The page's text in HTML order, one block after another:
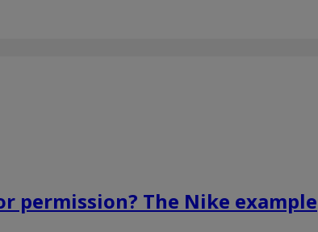
permission? The Nike example